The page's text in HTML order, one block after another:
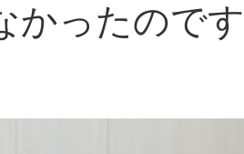
かったので